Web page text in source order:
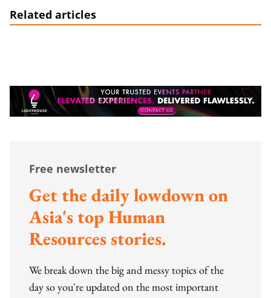
Related articles
Free newsletter
Get the daily lowdown on
Asia's top Human
Resources stories.
We break down the big and messy topics of the
day so you're updated on the most important